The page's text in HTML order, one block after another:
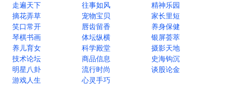
走遍天下
往事如风
精神乐园
摘花弄草
宠物宝贝
家长里短
笑口常开
唇齿留香
养身保健
琴棋书画
体坛纵横
银屏荟萃
养儿育女
科学殿堂
摄影天地
技术论坛
商品信息
史海钩沉
明星八卦
流行时尚
谈股论金
游戏人生
心灵手巧